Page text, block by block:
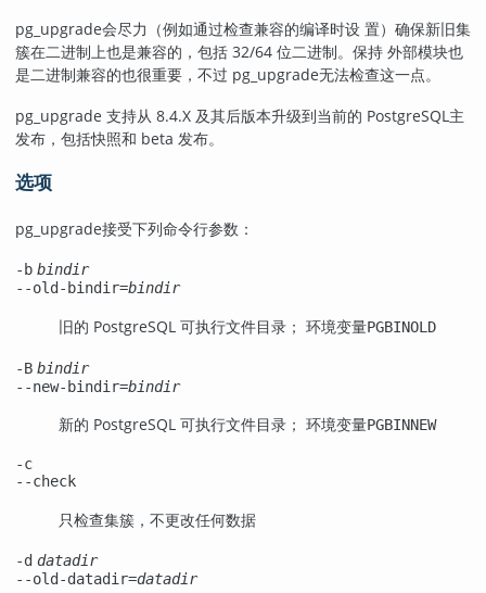
pg_upgrade会尽力（例如通过检查兼容的编译时设 置）确保新旧集
簇在二进制上也是兼容的，包括 32/64 位二进制。保持 外部模块也
是二进制兼容的也很重要，不过 pg_upgrade无法检查这一点。
pg_upgrade 支持从 8.4.X 及其后版本升级到当前的 PostgreSQL主
发布，包括快照和 beta 发布。
选项
pg_upgrade接受下列命令行参数：
-b bindir
--old-bindir=bindir
旧的 PostgreSQL 可执行文件目录； 环境变量PGBINOLD
-B bindir
--new-bindir=bindir
新的 PostgreSQL 可执行文件目录； 环境变量PGBINNEW
-c
--check
只检查集簇，不更改任何数据
-d datadir
--old-datadir=datadir